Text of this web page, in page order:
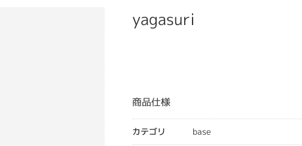
yagasuri
商品仕様
カテゴリ base